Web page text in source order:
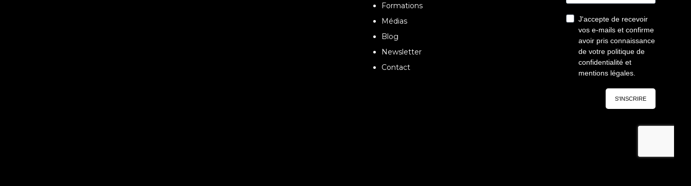
Formations
Médias
Blog
Newsletter
Contact